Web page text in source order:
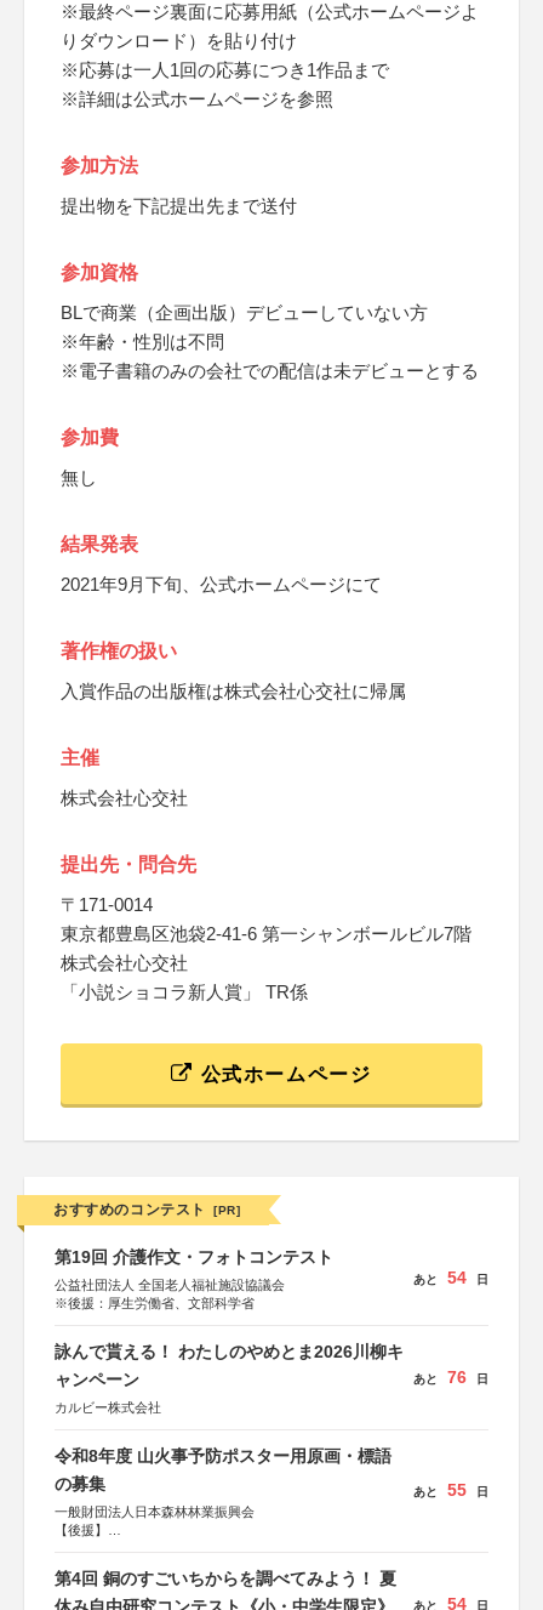
※最終ページ裏面に応募用紙（公式ホームページよ
りダウンロード）を貼り付け
※応募は一人1回の応募につき1作品まで
※詳細は公式ホームページを参照
参加方法
提出物を下記提出先まで送付
参加資格
BLで商業（企画出版）デビューしていない方
※年齢・性別は不問
※電子書籍のみの会社での配信は未デビューとする
参加費
無し
結果発表
2021年9月下旬、公式ホームページにて
著作権の扱い
入賞作品の出版権は株式会社心交社に帰属
主催
株式会社心交社
提出先・問合先
〒171-0014
東京都豊島区池袋2-41-6 第一シャンボールビル7階
株式会社心交社
「小説ショコラ新人賞」 TR係
公式ホームページ
おすすめのコンテスト [PR]
第19回 介護作文・フォトコンテスト
公益社団法人 全国老人福祉施設協議会
※後援：厚生労働省、文部科学省
あと 54 日
詠んで貰える！ わたしのやめとま2026川柳キ
ャンペーン
カルビー株式会社
あと 76 日
令和8年度 山火事予防ポスター用原画・標語
の募集
一般財団法人日本森林林業振興会
【後援】
あと 55 日
第4回 銅のすごいちからを調べてみよう！ 夏
あと 54 日